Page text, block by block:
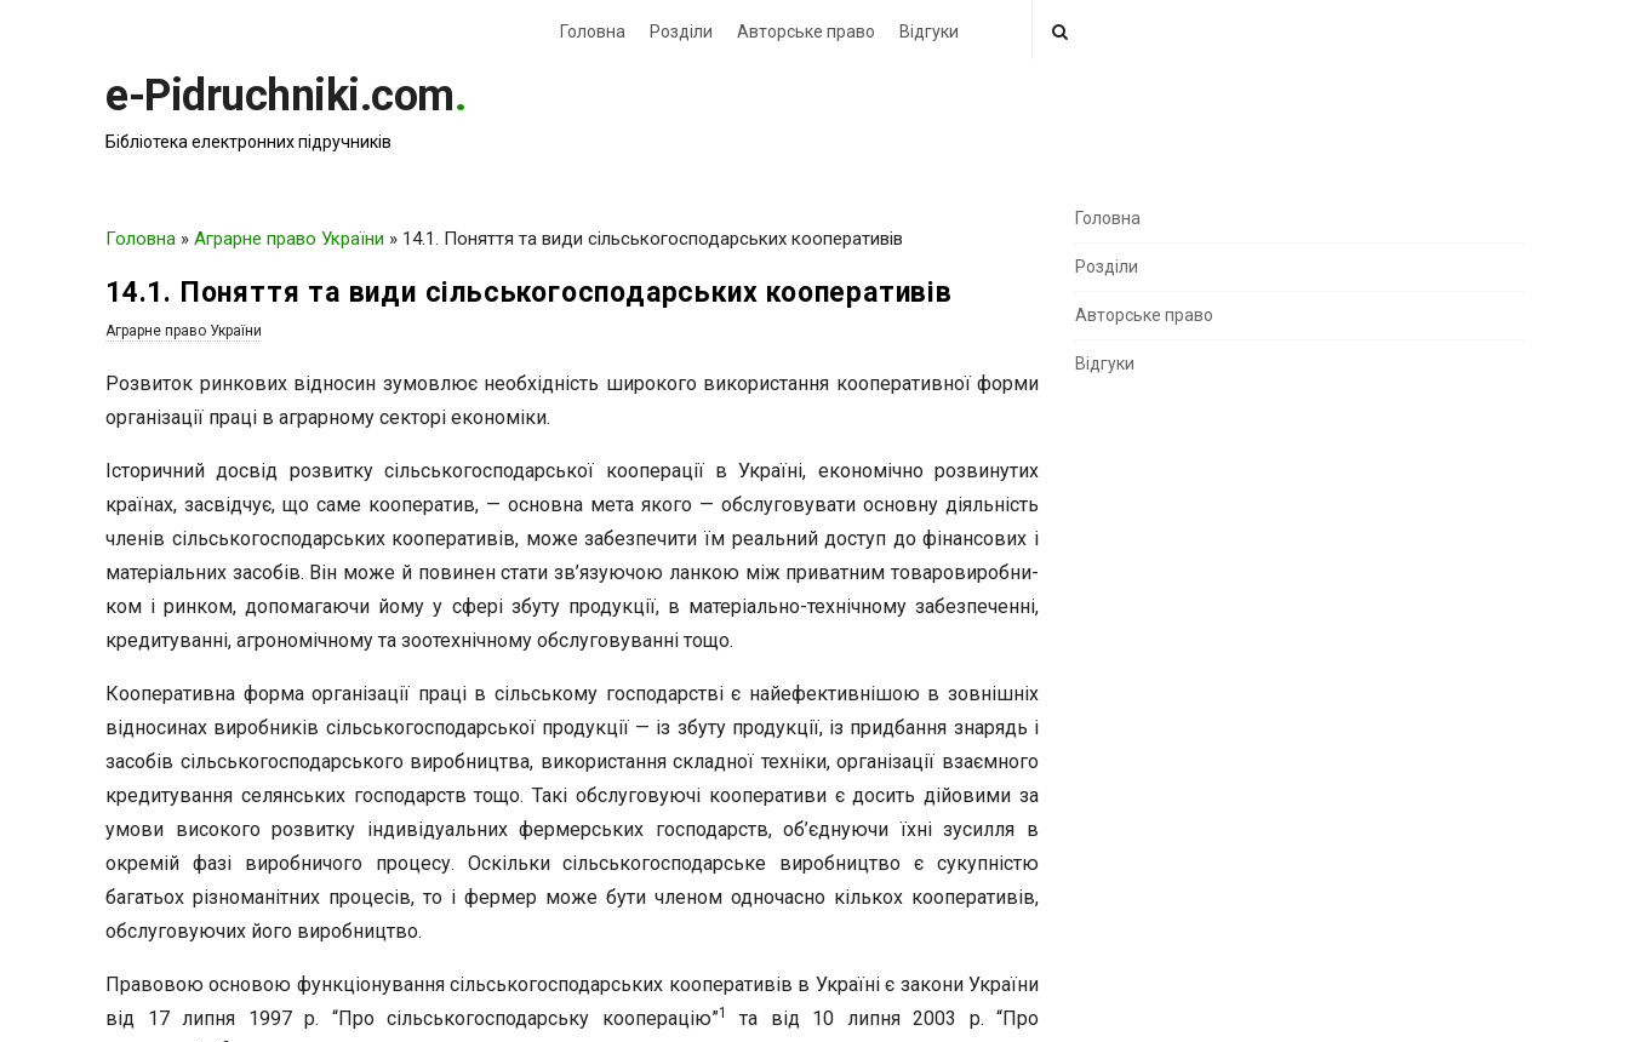
Головна Розділи Авторське право Відгуки
e-Pidruchniki.com.
Бібліотека електронних підручників
Головна » Аграрне право України » 14.1. Поняття та види сільськогосподарських кооперативів
14.1. Поняття та види сільськогосподарських кооперативів
Аграрне право України
Розвиток ринкових відносин зумовлює необхідність широкого використання кооперативної форми
організації праці в аграрному секторі економіки.
Історичний досвід розвитку сільськогосподарської кооперації в Україні, економічно розвинутих
країнах, засвідчує, що саме коопе­ратив, — основна мета якого — обслуговувати основну діяльність
членів сільськогосподарських кооперативів, може забезпечити їм реальний доступ до фінансових і
матеріальних засобів. Він може й повинен стати зв’язуючою ланкою між приватним товаровиробни­
ком і ринком, допомагаючи йому у сфері збуту продукції, в мате­ріально-технічному забезпеченні,
кредитуванні, агрономічному та зоотехнічному обслуговуванні тощо.
Кооперативна форма організації праці в сільському господарс­тві є найефективнішою в зовнішніх
відносинах виробників сіль­ськогосподарської продукції — із збуту продукції, із придбання знарядь і
засобів сільськогосподарського виробництва, викорис­тання складної техніки, організації взаємного
кредитування селян­ських господарств тощо. Такі обслуговуючі кооперативи є досить дійовими за
умови високого розвитку індивідуальних фермерських господарств, об’єднуючи їхні зусилля в
окремій фазі виробничого процесу. Оскільки сільськогосподарське виробництво є сукупніс­тю
багатьох різноманітних процесів, то і фермер може бути чле­ном одночасно кількох кооперативів,
обслуговуючих його вироб­ництво.
Правовою основою функціонування сільськогосподарських ко­оперативів в Україні є закони України
від 17 липня 1997 р. “Про сільськогосподарську кооперацію”1
та від 10 липня 2003 р. “Про
S
e
S
Головна
Розділи
Авторське право
Відгуки